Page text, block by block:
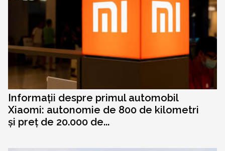
Informații despre primul automobil
Xiaomi: autonomie de 800 de kilometri
și preț de 20.000 de...